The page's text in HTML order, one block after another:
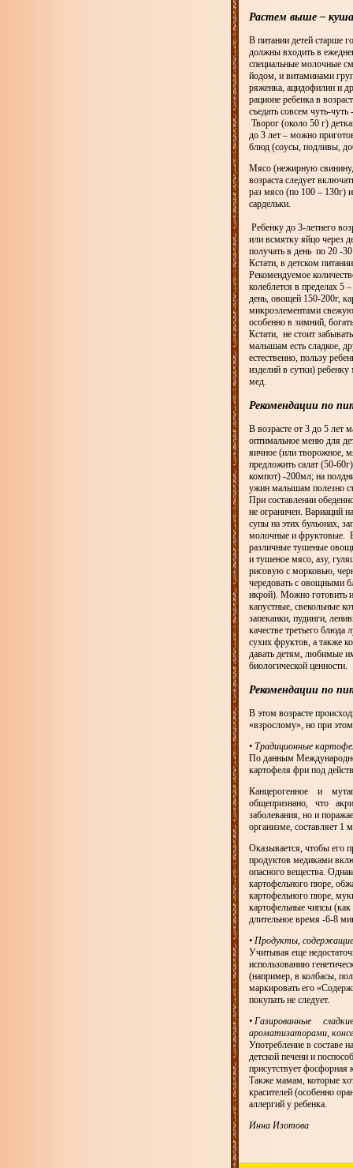
Растем выше –
В питании детей старше
должны входить в
специальные молочные
йодом, и витаминами
ряженка, ацидофилин и
рационе ребенка в
съедать совсем чуть-
Творог (около 50 г)
до 3 лет – можно
блюд (соусы, подливы,
Мясо (нежирную свинину,
возраста следует
раз мясо (по 100 – 130г)
сардельки.
Ребенку до 3-летнего
или всмятку яйцо через
получать в день по 20 -
Кстати, в детском
Рекомендуемое
колеблется в пределах 5
день, овощей 150-200г,
микроэлементами
особенно в зимний,
Кстати, не стоит
малышам есть сладкое,
естественно, пользу
изделий в сутки)
мед.
Рекомендации по
В возрасте от 3 до 5 лет
оптимальное меню для
яичное (или творожное,
предложить салат (50-
компот) -200мл; на
ужин малышам полезно
При составлении
не ограничен. Вариаций
супы на этих бульонах,
молочные и фруктовые. В
различные тушеные
и тушеное мясо, азу,
рисовую с морковью,
чередовать с овощными
икрой). Можно готовить
капустные, свекольные
запеканки, пудинги,
качестве третьего
сухих фруктов, а также
давать детям, любимые
биологической ценности.
Рекомендации по
В этом возрасте
«взрослому», но при
• Традиционные
По данным
картофеля фри под
Канцерогенное и
общепризнано, что
заболевания, но и
организме, составляет 1
Оказывается, чтобы его
продуктов медиками
опасного вещества.
картофельного пюре,
картофельного пюре,
картофельные чипсы (как
длительное время -6-8
• Продукты,
Учитывая еще
использованию
(например, в колбасы,
маркировать его
покупать не следует.
• Газированные
ароматизаторами,
Употребление в составе
детской печени и
присутствует фосфорная
Также мамам, которые
красителей (особенно
аллергий у ребенка.
Инна Изотова